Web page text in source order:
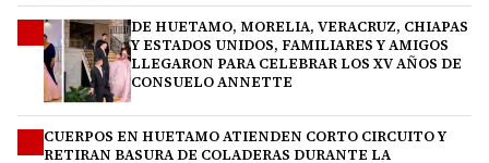
DE HUETAMO, MORELIA, VERACRUZ, CHIAPAS
Y ESTADOS UNIDOS, FAMILIARES Y AMIGOS
LLEGARON PARA CELEBRAR LOS XV AÑOS DE
CONSUELO ANNETTE
CUERPOS EN HUETAMO ATIENDEN CORTO CIRCUITO Y
RETIRAN BASURA DE COLADERAS DURANTE LA